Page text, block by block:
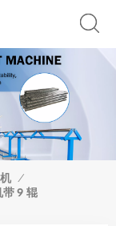
/
带 9 辊